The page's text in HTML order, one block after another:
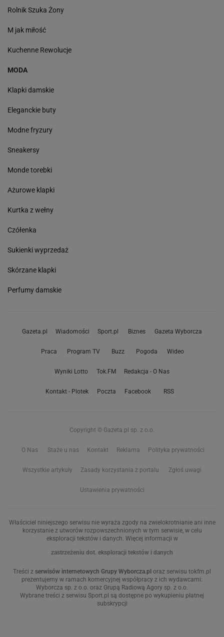
Rolnik Szuka Żony
M jak miłość
Kuchenne Rewolucje
MODA
Klapki damskie
Eleganckie buty
Modne fryzury
Sneakersy
Monde torebki
Ażurowe klapki
Kurtka z wełny
Czółenka
Sukienki wyprzedaż
Skórzane klapki
Perfumy damskie
Gazeta.pl Wiadomości Sport.pl Biznes Gazeta Wyborcza
Praca Program TV Buzz Pogoda Wideo
Wyniki Lotto Tok.FM Redakcja - O Nas
Kontakt - Plotek Poczta Facebook RSS
Copyright © Gazeta.pl sp. z o.o.
O Nas Staże u nas Kontakt Reklama Polityka prywatności
Wszystkie artykuły Zasady korzystania z portalu Zgłoś uwagi
Ustawienia prywatności
Właściciel niniejszego serwisu nie wyraża zgody na zwielokrotnianie ani inne
korzystanie z utworów rozpowszechnionych w tym serwisie, w celu
eksploracji tekstów i danych. Więcej informacji w
zastrzeżeniu dot. eksploracji tekstów i danych
Treści z serwisów internetowych Grupy Wyborcza.pl oraz serwisu tokfm.pl
prezentujemy w ramach komercyjnej współpracy z ich wydawcami:
Wyborcza sp. z o.o. oraz Grupą Radiową Agory sp. z o.o.
Wybrane treści z serwisu Sport.pl są dostępne po wykupieniu płatnej
subskrypcji